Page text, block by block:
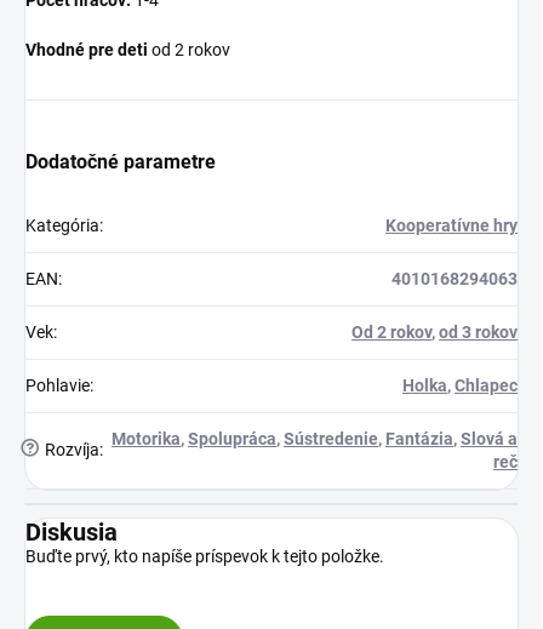
Vhodné pre deti od 2 rokov
Dodatočné parametre
Kategória: Kooperatívne hry
EAN: 4010168294063
Vek: Od 2 rokov,od 3 rokov
Pohlavie: Holka,Chlapec
? Rozvíja:
Motorika,Spolupráca,Sústredenie, Fantázia,Slová a
reč
Diskusia
Buďte prvý, kto napíše príspevok k tejto položke.